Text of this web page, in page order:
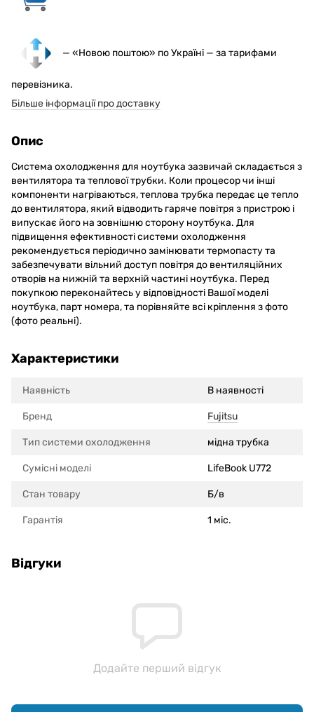
— «Новою поштою» по Україні — за тарифами
перевізника.
Більше інформації про доставку
Опис
Система охолодження для ноутбука зазвичай складається з
вентилятора та теплової трубки. Коли процесор чи інші
компоненти нагріваються, теплова трубка передає це тепло
до вентилятора, який відводить гаряче повітря з пристрою і
випускає його на зовнішню сторону ноутбука. Для
підвищення ефективності системи охолодження
рекомендується періодично замінювати термопасту та
забезпечувати вільний доступ повітря до вентиляційних
отворів на нижній та верхній частині ноутбука. Перед
покупкою переконайтесь у відповідності Вашої моделі
ноутбука, парт номера, та порівняйте всі кріплення з фото
(фото реальні).
Характеристики
Наявність В наявності
Бренд Fujitsu
Тип системи охолодження мідна трубка
Сумісні моделi LifeBook U772
Стан товару Б/в
Гарантія 1 міс.
Відгуки
Додайте перший відгук